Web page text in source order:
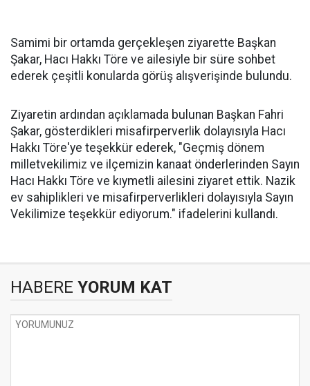
Samimi bir ortamda gerçekleşen ziyarette Başkan
Şakar, Hacı Hakkı Töre ve ailesiyle bir süre sohbet
ederek çeşitli konularda görüş alışverişinde bulundu.
Ziyaretin ardından açıklamada bulunan Başkan Fahri
Şakar, gösterdikleri misafirperverlik dolayısıyla Hacı
Hakkı Töre'ye teşekkür ederek, "Geçmiş dönem
milletvekilimiz ve ilçemizin kanaat önderlerinden Sayın
Hacı Hakkı Töre ve kıymetli ailesini ziyaret ettik. Nazik
ev sahiplikleri ve misafirperverlikleri dolayısıyla Sayın
Vekilimize teşekkür ediyorum." ifadelerini kullandı.
HABERE YORUM KAT